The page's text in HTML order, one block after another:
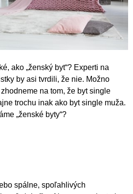
ako „ženský byt“? Experti na
by asi tvrdili, že nie. Možno
na tom, že byt single
trochu inak ako byt single muža.
„ženské byty“?
spálne, spoľahlivých